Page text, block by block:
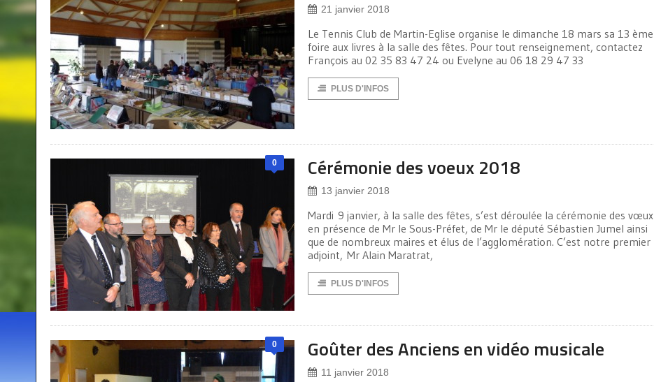
21 janvier 2018
Le Tennis Club de Martin-Eglise organise le dimanche 18 mars sa 13 ème
foire aux livres à la salle des fêtes. Pour tout renseignement, contactez
François au 02 35 83 47 24 ou Evelyne au 06 18 29 47 33
PLUS D'INFOS
0 Cérémonie des voeux 2018
13 janvier 2018
Mardi 9 janvier, à la salle des fêtes, s’est déroulée la cérémonie des vœux
en présence de Mr le Sous-Préfet, de Mr le député Sébastien Jumel ainsi
que de nombreux maires et élus de l’agglomération. C’est notre premier
adjoint, Mr Alain Maratrat,
PLUS D'INFOS
0 Goûter des Anciens en vidéo musicale
11 janvier 2018